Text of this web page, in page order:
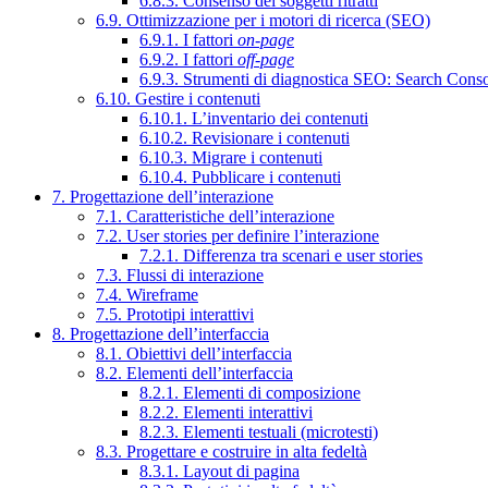
6.9. Ottimizzazione per i motori di ricerca (SEO)
6.9.1. I fattori on-page
6.9.2. I fattori off-page
6.9.3. Strumenti di diagnostica SEO: Search
6.10. Gestire i contenuti
6.10.1. L’inventario dei contenuti
6.10.2. Revisionare i contenuti
6.10.3. Migrare i contenuti
6.10.4. Pubblicare i contenuti
7. Progettazione dell’interazione
7.1. Caratteristiche dell’interazione
7.2. User stories per definire l’interazione
7.2.1. Differenza tra scenari e user stories
7.3. Flussi di interazione
7.4. Wireframe
7.5. Prototipi interattivi
8. Progettazione dell’interfaccia
8.1. Obiettivi dell’interfaccia
8.2. Elementi dell’interfaccia
8.2.1. Elementi di composizione
8.2.2. Elementi interattivi
8.2.3. Elementi testuali (microtesti)
8.3. Progettare e costruire in alta fedeltà
8.3.1. Layout di pagina